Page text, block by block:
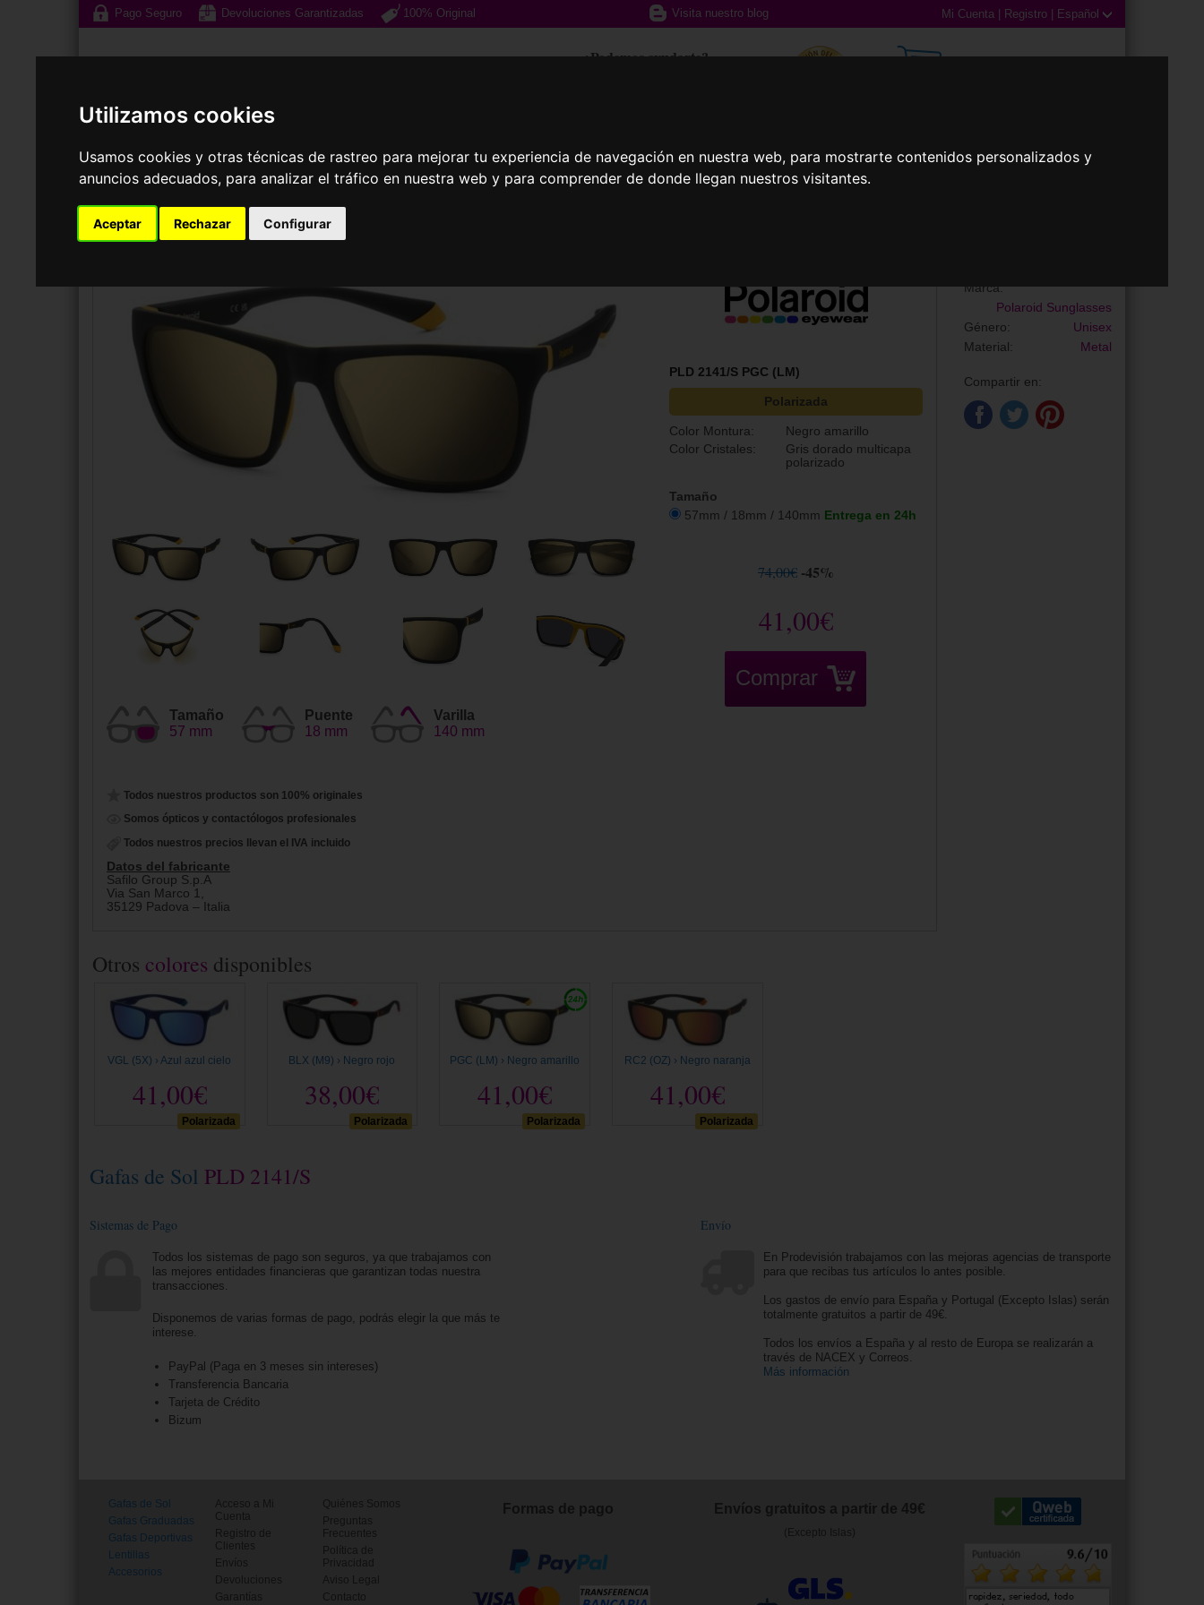
Utilizamos cookies
Usamos cookies y otras técnicas de rastreo para mejorar tu experiencia de navegación en nuestra web, para mostrarte contenidos personalizados y
anuncios adecuados, para analizar el tráfico en nuestra web y para comprender de donde llegan nuestros visitantes.
Aceptar Rechazar Configurar
Pago Seguro Devoluciones Garantizadas 100% Original Visita nuestro blog Mi Cuenta Registro Español
¿Podemos ayudarte?
Gafas de Sol Gafas Graduadas Gafas Deportivas Lentillas
GAFAS DE SOL POLAROID SUNGLASSES
Tamaño
57 mm
Puente
18 mm
Varilla
140 mm
Todos nuestros productos son 100% originales
Somos ópticos y contactólogos profesionales
Todos nuestros precios llevan el IVA incluido
Datos del fabricante
Safilo Group S.p.A
Via San Marco 1,
35129 Padova – Italia
PLD 2141/S PGC (LM)
Polarizada
Color Montura:
Negro amarillo
Color Cristales:
Gris dorado multicapa
polarizado
Tamaño
57mm / 18mm / 140mm Entrega en 24h
74,00€ -45%
41,00€
Comprar
Marca:
Polaroid Sunglasses
Género:
Unisex
Material:
Metal
Compartir en:
Otros colores disponibles
Polarizada
VGL (5X) › Azul azul cielo
41,00€
Polarizada
BLX (M9) › Negro rojo
38,00€
Polarizada
PGC (LM) › Negro amarillo
41,00€
Polarizada
RC2 (OZ) › Negro naranja
41,00€
Gafas de Sol PLD 2141/S
Sistemas de Pago
Todos los sistemas de pago son seguros, ya que trabajamos con
las mejores entidades financieras que garantizan todas nuestra
transacciones.
Disponemos de varias formas de pago, podrás elegir la que más te
interese.
PayPal (Paga en 3 meses sin intereses)
Transferencia Bancaria
Tarjeta de Crédito
Bizum
Envío
En Prodevisión trabajamos con las mejoras agencias de transporte
para que recibas tus artículos lo antes posible.
Los gastos de envío para España y Portugal (Excepto Islas) serán
totalmente gratuitos a partir de 49€.
Todos los envíos a España y al resto de Europa se realizarán a
través de NACEX y Correos.
Más información
Gafas de Sol
Gafas Graduadas
Gafas Deportivas
Lentillas
Accesorios
Acceso a Mi
Cuenta
Registro de
Clientes
Envíos
Devoluciones
Garantías
Quiénes Somos
Preguntas
Frecuentes
Política de
Privacidad
Aviso Legal
Contacto
Formas de pago Envíos gratuitos a partir de 49€
(Excepto Islas)